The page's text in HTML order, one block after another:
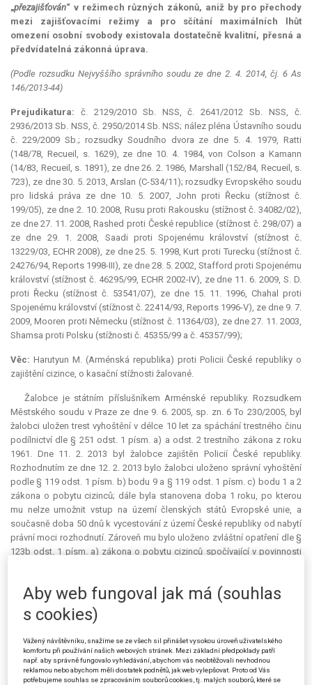
„přezajišťován“ v režimech různých zákonů, aniž by pro přechody
mezi zajišťovacími režimy a pro sčítání maximálních lhůt
omezení osobní svobody existovala dostatečně kvalitní, přesná a
předvídatelná zákonná úprava.
(Podle rozsudku Nejvyššího správního soudu ze dne 2. 4. 2014, čj. 6 As
146/2013-44)
Prejudikatura: č. 2129/2010 Sb. NSS, č. 2641/2012 Sb. NSS, č.
2936/2013 Sb. NSS, č. 2950/2014 Sb. NSS; nález pléna Ústavního soudu
č. 229/2009 Sb.; rozsudky Soudního dvora ze dne 5. 4. 1979, Ratti
(148/78, Recueil, s. 1629), ze dne 10. 4. 1984, von Colson a Kamann
(14/83, Recueil, s. 1891), ze dne 26. 2. 1986, Marshall (152/84, Recueil, s.
723), ze dne 30. 5. 2013, Arslan (C-534/11); rozsudky Evropského soudu
pro lidská práva ze dne 10. 5. 2007, John proti Řecku (stížnost č.
199/05), ze dne 2. 10. 2008, Rusu proti Rakousku (stížnost č. 34082/02),
ze dne 27. 11. 2008, Rashed proti České republice (stížnost č. 298/07) a
ze dne 29. 1. 2008, Saadi proti Spojenému království (stížnost č.
13229/03, ECHR 2008), ze dne 25. 5. 1998, Kurt proti Turecku (stížnost č.
24276/94, Reports 1998-III), ze dne 28. 5. 2002, Stafford proti Spojenému
království (stížnost č. 46295/99, ECHR 2002-IV), ze dne 11. 6. 2009, S. D.
proti Řecku (stížnost č. 53541/07), ze dne 15. 11. 1996, Chahal proti
Spojenému království (stížnost č. 22414/93, Reports 1996-V), ze dne 9. 7.
2009, Mooren proti Německu (stížnost č. 11364/03), ze dne 27. 11. 2003,
Shamsa proti Polsku (stížnosti č. 45355/99 a č. 45357/99);
Věc: Harutyun M. (Arménská republika) proti Policii České republiky o
zajištění cizince, o kasační stížnosti žalované.
Žalobce je státním příslušníkem Arménské republiky. Rozsudkem
Městského soudu v Praze ze dne 9. 6. 2005, sp. zn. 6 To 230/2005, byl
žalobci uložen trest vyhoštění v délce 10 let za spáchání trestného činu
podílnictví dle § 251 odst. 1 písm. a) a odst. 2 trestního zákona z roku
1961. Dne 11. 2. 2013 byl žalobce zajištěn Policií České republiky.
Rozhodnutím ze dne 12. 2. 2013 bylo žalobci uloženo správní vyhoštění
podle § 119 odst. 1 písm. b) bodu 9 a § 119 odst. 1 písm. c) bodu 1 a 2
zákona o pobytu cizinců; dále byla stanovena doba 1 roku, po kterou
mu nelze umožnit vstup na území členských států Evropské unie, a
současně doba 50 dnů k vycestování z území České republiky od nabytí
právní moci rozhodnutí. Zároveň mu bylo uloženo zvláštní opatření dle §
123b odst. 1 písm. a) zákona o pobytu cizinců spočívající v povinnosti
Jelikož tuto povinnost žalobce neplnil, byla na danou adresu dne 10. 5.
2013 vyslána hlídka odboru cizinecké policie, která žalobce zajistila.
žalobce za účelem správního vyhoštění dle § 124 odst. 1 písm. d)
zákona o pobytu cizinců a stanovila dobu zajištění na 90 dnů ode dne
omezení osobní svobody.
Aby web fungoval jak má (souhlas
s cookies)
Vážený návštěvníku, snažíme se ze všech sil přinášet vysokou úroveň uživatelského
komfortu při používání našich webových stránek. Mezi základní předpoklady patří
např. aby správně fungovalo vyhledávání, abychom vás neobtěžovali nevhodnou
reklamou nebo abychom měli dostatek podnětů, jak web vylepšovat. Proto od Vás
potřebujeme souhlas se zpracováním souborů cookies, tj. malých souborů, které se